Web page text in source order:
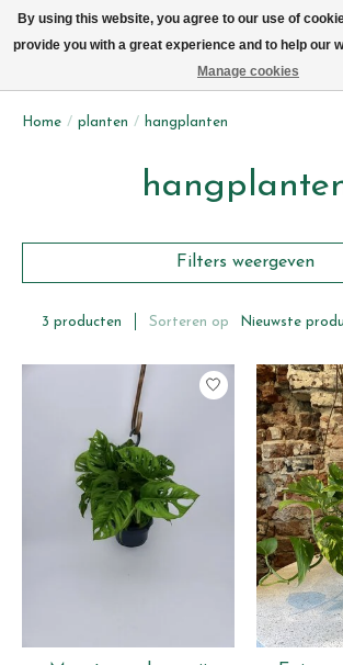
Home / planten / hangplanten
Filters weergeven
3 producten Sorteren op Nieuwste
By using this website, you agree to our use of
provide you with a great experience and to help our
Manage cookies